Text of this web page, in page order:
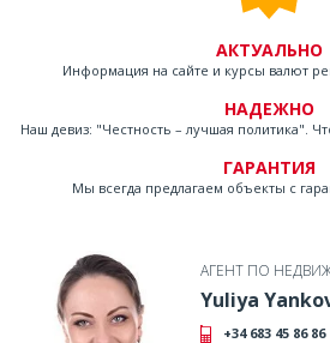
АКТУАЛЬНО
Информация на сайте и курсы валют
НАДЕЖНО
Наш девиз: "Честность – лучшая политика".
ГАРАНТИЯ
Мы всегда предлагаем объекты с
АГЕНТ ПО
Yuliya
+34 683 45 86 86